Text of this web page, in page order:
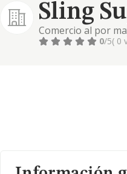
Sling
Comercio al por
0/5( 0